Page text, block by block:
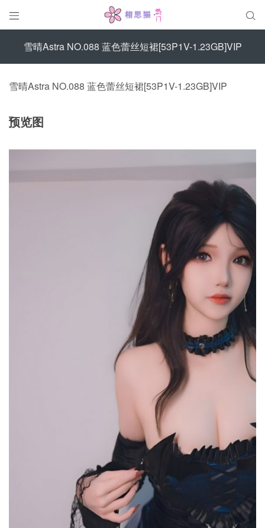
 
雪晴Astra NO.088 蓝色蕾丝短裙[53P1V-1.23GB]VIP
雪晴Astra NO.088 蓝色蕾丝短裙[53P1V-1.23GB]VIP
预览图